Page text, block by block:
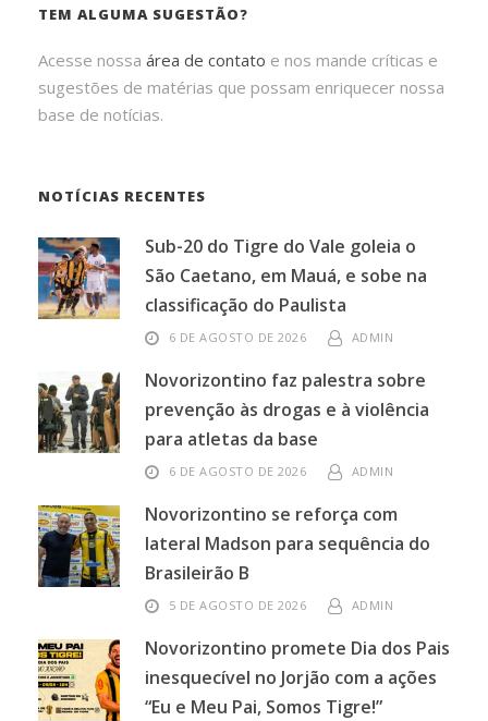
TEM ALGUMA SUGESTÃO?
Acesse nossa área de contato e nos mande críticas e
sugestões de matérias que possam enriquecer nossa
base de notícias.
NOTÍCIAS RECENTES
Sub-20 do Tigre do Vale goleia o
São Caetano, em Mauá, e sobe na
classificação do Paulista
6 DE AGOSTO DE 2026 ADMIN
Novorizontino faz palestra sobre
prevenção às drogas e à violência
para atletas da base
6 DE AGOSTO DE 2026 ADMIN
Novorizontino se reforça com
lateral Madson para sequência do
Brasileirão B
5 DE AGOSTO DE 2026 ADMIN
Novorizontino promete Dia dos Pais
inesquecível no Jorjão com a ações
“Eu e Meu Pai, Somos Tigre!”